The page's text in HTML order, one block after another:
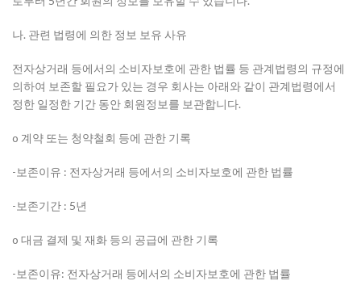
나. 관련 법령에 의한 정보 보유 사유
전자상거래 등에서의 소비자보호에 관한 법률 등 관계법령의 규정에
의하여 보존할 필요가 있는 경우 회사는 아래와 같이 관계법령에서
정한 일정한 기간 동안 회원정보를 보관합니다.
o 계약 또는 청약철회 등에 관한 기록
-보존이유 : 전자상거래 등에서의 소비자보호에 관한 법률
-보존기간 : 5년
o 대금 결제 및 재화 등의 공급에 관한 기록
-보존이유: 전자상거래 등에서의 소비자보호에 관한 법률